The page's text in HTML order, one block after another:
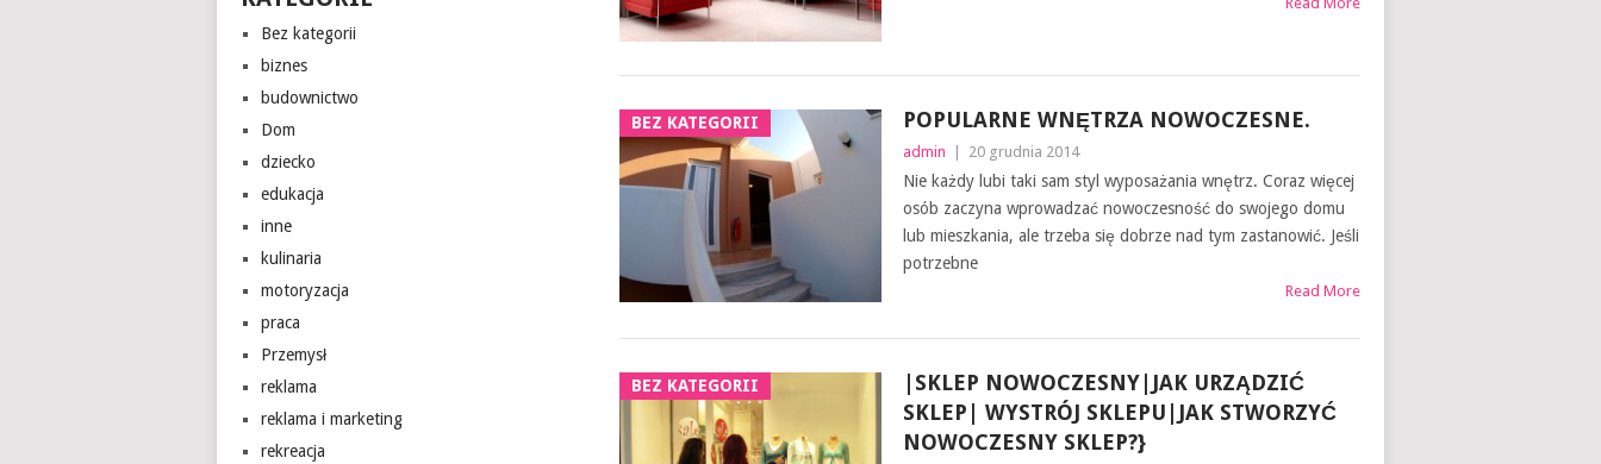
BEZ KATEGORII POPULARNE WNĘTRZA NOWOCZESNE.
admin 20 grudnia 2014
Nie każdy lubi taki sam styl wyposażania wnętrz. Coraz więcej
osób zaczyna wprowadzać nowoczesność do swojego domu
lub mieszkania, ale trzeba się dobrze nad tym zastanowić. Jeśli
potrzebne
Read More
BEZ KATEGORII
|SKLEP NOWOCZESNY|JAK URZĄDZIĆ
SKLEP| WYSTRÓJ SKLEPU|JAK STWORZYĆ
NOWOCZESNY SKLEP?}
Bez kategorii
biznes
budownictwo
Dom
dziecko
edukacja
inne
kulinaria
motoryzacja
praca
Przemysł
reklama
reklama i marketing
rekreacja